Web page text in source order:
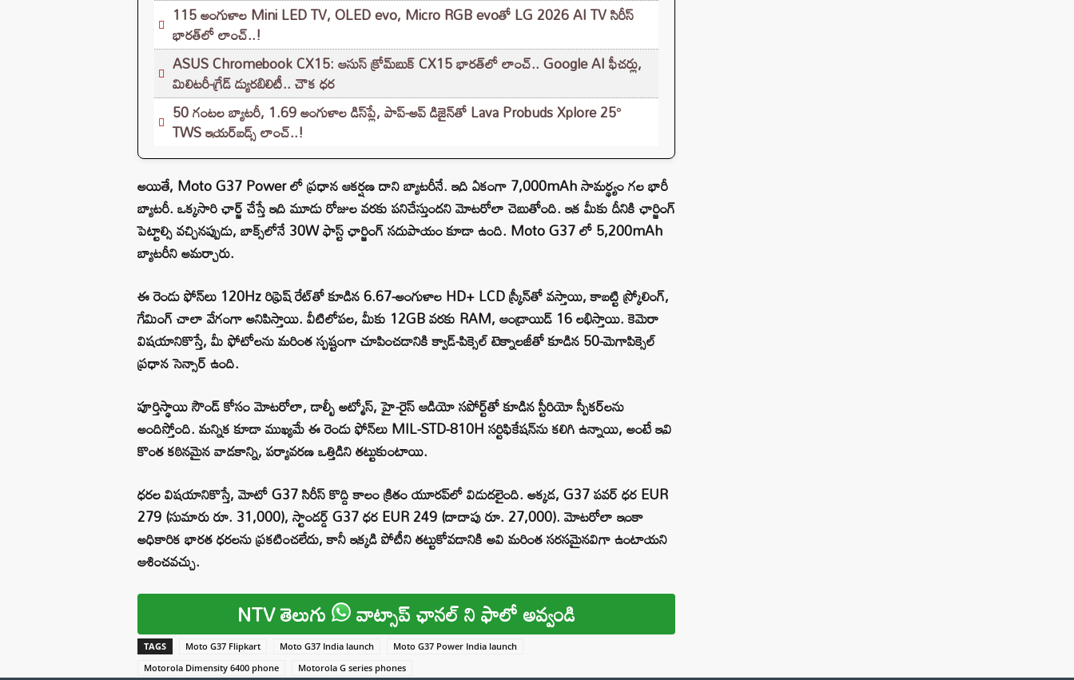
115 అంగుళాల Mini LED TV, OLED evo, Micro RGB evoతో LG 2026 AI TV సిరీస్
భారత్‌లో లాంచ్..!
ASUS Chromebook CX15: ఆసుస్ క్రోమ్‌బుక్ CX15 భారత్‌లో లాంచ్.. Google AI ఫీచర్లు,
మిలిటరీ-గ్రేడ్ డ్యురబిలిటీ.. చౌక ధర
50 గంటల బ్యాటరీ, 1.69 అంగుళాల డిస్‌ప్లే, పాప్-అప్ డిజైన్‌తో Lava Probuds Xplore 25°
TWS ఇయర్‌బడ్స్ లాంచ్..!
అయితే, Moto G37 Power లో ప్రధాన ఆకర్షణ దాని బ్యాటరీనే. ఇది ఏకంగా 7,000mAh సామర్థ్యం గల భారీ
బ్యాటరీ. ఒక్కసారి ఛార్జ్ చేస్తే ఇది మూడు రోజుల వరకు పనిచేస్తుందని మోటరోలా చెబుతోంది. ఇక మీకు దీనికి ఛార్జింగ్
పెట్టాల్సి వచ్చినప్పుడు, బాక్స్‌లోనే 30W ఫాస్ట్ ఛార్జింగ్ సదుపాయం కూడా ఉంది. Moto G37 లో 5,200mAh
బ్యాటరీని అమర్చారు.
ఈ రెండు ఫోన్‌లు 120Hz రిఫ్రెష్ రేట్‌తో కూడిన 6.67-అంగుళాల HD+ LCD స్క్రీన్‌తో వస్తాయి, కాబట్టి స్క్రోలింగ్,
గేమింగ్ చాలా వేగంగా అనిపిస్తాయి. వీటిలోపల, మీకు 12GB వరకు RAM, ఆండ్రాయిడ్ 16 లభిస్తాయి. కెమెరా
విషయానికొస్తే, మీ ఫోటోలను మరింత స్పష్టంగా చూపించడానికి క్వాడ్-పిక్సెల్ టెక్నాలజీతో కూడిన 50-మెగాపిక్సెల్
ప్రధాన సెన్సార్ ఉంది.
పూర్తిస్థాయి సౌండ్ కోసం మోటరోలా, డాల్బీ అట్మోస్, హై-రైస్ ఆడియో సపోర్ట్‌తో కూడిన స్టీరియో స్పీకర్‌లను
అందిస్తోంది. మన్నిక కూడా ముఖ్యమే ఈ రెండు ఫోన్‌లు MIL-STD-810H సర్టిఫికేషన్‌ను కలిగి ఉన్నాయి, అంటే ఇవి
కొంత కఠినమైన వాడకాన్ని, పర్యావరణ ఒత్తిడిని తట్టుకుంటాయి.
ధరల విషయానికొస్తే, మోటో G37 సిరీస్ కొద్ది కాలం క్రితం యూరప్‌లో విడుదలైంది. అక్కడ, G37 పవర్ ధర EUR
279 (సుమారు రూ. 31,000), స్టాండర్డ్ G37 ధర EUR 249 (దాదాపు రూ. 27,000). మోటరోలా ఇంకా
అధికారిక భారత ధరలను ప్రకటించలేదు, కానీ ఇక్కడి పోటీని తట్టుకోవడానికి అవి మరింత సరసమైనవిగా ఉంటాయని
ఆశించవచ్చు.
NTV తెలుగు వాట్సాప్ ఛానల్ ని ఫాలో అవ్వండి
TAGS Moto G37 Flipkart Moto G37 India launch
Moto G37 Power India launch
Motorola Dimensity 6400 phone
Motorola G series phones